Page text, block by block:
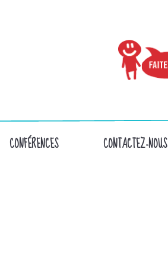
CONFÉRENCES CONTACTEZ-NOUS